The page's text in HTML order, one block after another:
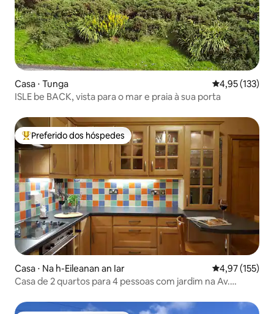
Casa ⋅ Tunga 4,95 de uma
4,95 (133)
ISLE be BACK, vista para o mar e praia à sua porta
Entre os melhores preferidos dos hóspedes
Preferido dos hóspedes
Casa ⋅ Na h-Eileanan an Iar 4,97 de uma
4,97 (155)
Casa de 2 quartos para 4 pessoas com jardim na Av.